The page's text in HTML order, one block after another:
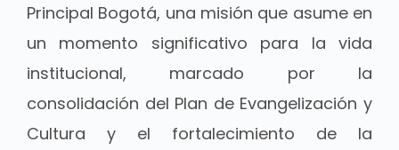
Principal Bogotá, una misión que asume en
un momento significativo para la vida
institucional, marcado por la
consolidación del Plan de Evangelización y
Cultura y el fortalecimiento de la